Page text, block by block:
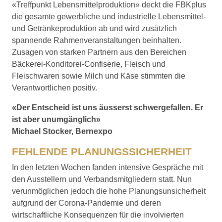
«Treffpunkt Lebensmittelproduktion» deckt die FBKplus
die gesamte gewerbliche und industrielle Lebensmittel-
und Getränkeproduktion ab und wird zusätzlich
spannende Rahmenveranstaltungen beinhalten.
Zusagen von starken Partnern aus den Bereichen
Bäckerei-Konditorei-Confiserie, Fleisch und
Fleischwaren sowie Milch und Käse stimmten die
Verantwortlichen positiv.
«Der Entscheid ist uns äusserst schwergefallen. Er
ist aber unumgänglich»
Michael Stocker, Bernexpo
FEHLENDE PLANUNGSSICHERHEIT
In den letzten Wochen fanden intensive Gespräche mit
den Ausstellern und Verbandsmitgliedern statt. Nun
verunmöglichen jedoch die hohe Planungsunsicherheit
aufgrund der Corona-Pandemie und deren
wirtschaftliche Konsequenzen für die involvierten